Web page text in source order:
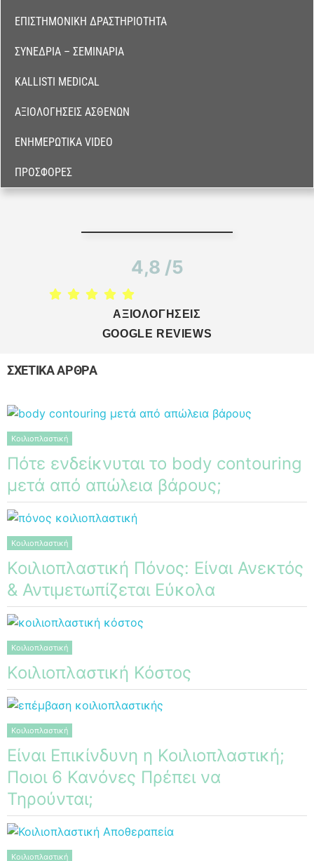
ΕΠΙΣΤΗΜΟΝΙΚΉ ΔΡΑΣΤΗΡΙΌΤΗΤΑ
ΣΥΝΈΔΡΙΑ – ΣΕΜΙΝΆΡΙΑ
KALLISTI MEDICAL
ΑΞΙΟΛΟΓΉΣΕΙΣ ΑΣΘΕΝΏΝ
ΕΝΗΜΕΡΩΤΙΚΆ VIDEO
ΠΡΟΣΦΟΡΈΣ
4,8 /5
ΑΞΙΟΛΟΓΗΣΕΙΣ
GOOGLE REVIEWS
ΣΧΕΤΙΚΑ ΑΡΘΡΑ
Κοιλιοπλαστική
Πότε ενδείκνυται το body contouring
μετά από απώλεια βάρους;
Κοιλιοπλαστική
Κοιλιοπλαστική Πόνος: Είναι Ανεκτός
& Αντιμετωπίζεται Εύκολα
Κοιλιοπλαστική
Κοιλιοπλαστική Κόστος
Κοιλιοπλαστική
Είναι Επικίνδυνη η Κοιλιοπλαστική;
Ποιοι 6 Κανόνες Πρέπει να
Τηρούνται;
Κοιλιοπλαστική